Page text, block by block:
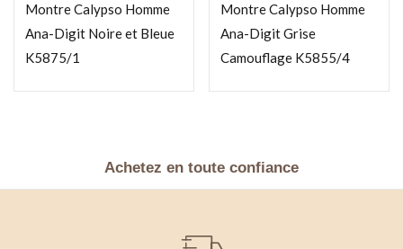
Montre Calypso Homme
Ana-Digit Noire et Bleue
K5875/1
Montre Calypso Homme
Ana-Digit Grise
Camouflage K5855/4
Achetez en toute confiance